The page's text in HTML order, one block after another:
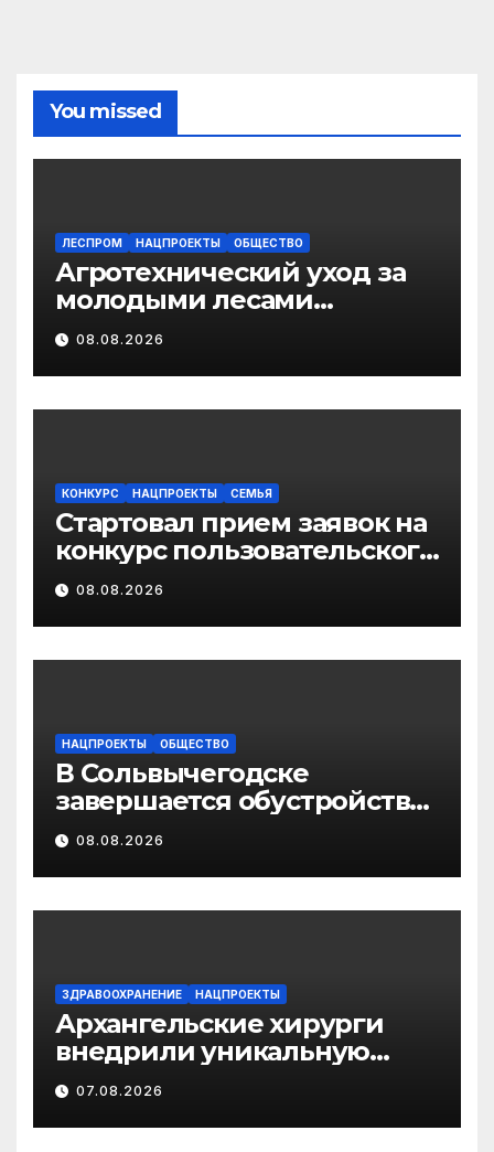
You missed
ЛЕСПРОМ НАЦПРОЕКТЫ ОБЩЕСТВО
Агротехнический уход за
молодыми лесами
Поморья провели на
площади более 18 тысяч
гектаров
08.08.2026
КОНКУРС НАЦПРОЕКТЫ СЕМЬЯ
Стартовал прием заявок на
конкурс пользовательского
видео «Отец года – 2026»
08.08.2026
НАЦПРОЕКТЫ ОБЩЕСТВО
В Сольвычегодске
завершается обустройство
волейбольной и
баскетбольной площадок
08.08.2026
ЗДРАВООХРАНЕНИЕ НАЦПРОЕКТЫ
Архангельские хирурги
внедрили уникальную
методику
малотравматичного
лечения патологии
07.08.2026